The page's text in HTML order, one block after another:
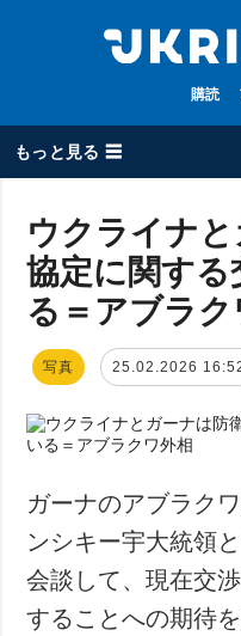
購読
もっと見る ☰
全てのトピック
戦争
政治
経済・復興
防衛
社会・文化
スポーツ
犯罪
事故・緊急事態
ウクライナ
協定に関す
る＝アブラ
写真 25.02.2026
ガーナのアブラク
ンシキー宇大統領
会談して、現在交
することへの期待を